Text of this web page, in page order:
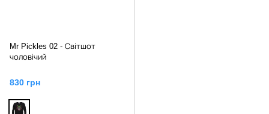
Mr Pickles 02 - Світшот
чоловічий
830 грн